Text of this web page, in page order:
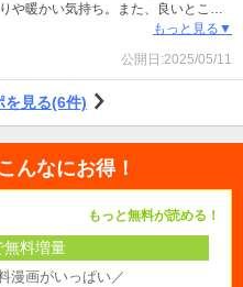
や暖かい気持ち。また、良いところ
るお話。 そして、絵も綺麗だし、ち
もっと見る▼
公開日:2025/05/11
を見る(6件)
こんなにお得！
もっと無料が読める！
無料増量
漫画がいっぱい／